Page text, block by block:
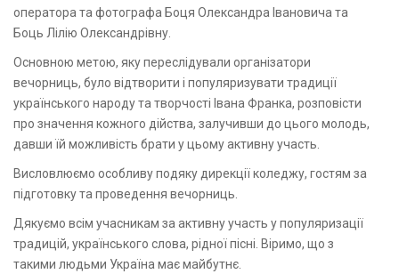
оператора та фотографа Боця Олександра Івановича та
Боць Лілію Олександрівну.
Основною метою, яку переслідували організатори
вечорниць, було відтворити і популяризувати традиції
українського народу та творчості Івана Франка, розповісти
про значення кожного дійства, залучивши до цього молодь,
давши їй можливість брати у цьому активну участь.
Висловлюємо особливу подяку дирекції коледжу, гостям за
підготовку та проведення вечорниць.
Дякуємо всім учасникам за активну участь у популяризації
традицій, українського слова, рідної пісні. Віримо, що з
такими людьми Україна має майбутнє.